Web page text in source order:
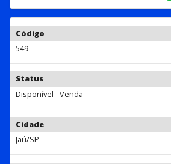
Código
549
Status
Disponível - Venda
Cidade
Jaú/SP